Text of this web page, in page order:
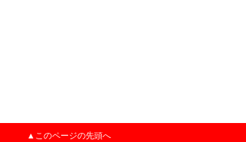
▲このページの先頭へ